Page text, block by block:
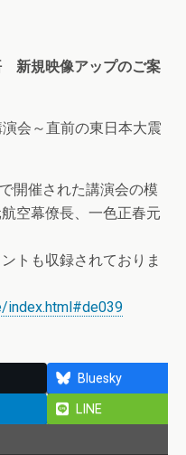
新規映像アップのご案
会～直前の東日本大震
開催された講演会の模
空幕僚長、一色正春元
トも収録されておりま
index.html#de039
Bluesky
LINE